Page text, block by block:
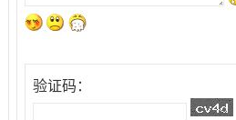
验证码：